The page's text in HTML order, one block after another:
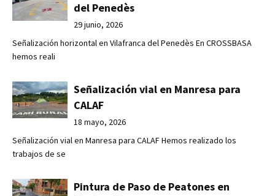
del Penedès
29 junio, 2026
Señalización horizontal en Vilafranca del Penedès En CROSSBASA
hemos reali
Señalización vial en Manresa para
CALAF
18 mayo, 2026
Señalización vial en Manresa para CALAF Hemos realizado los
trabajos de se
Pintura de Paso de Peatones en